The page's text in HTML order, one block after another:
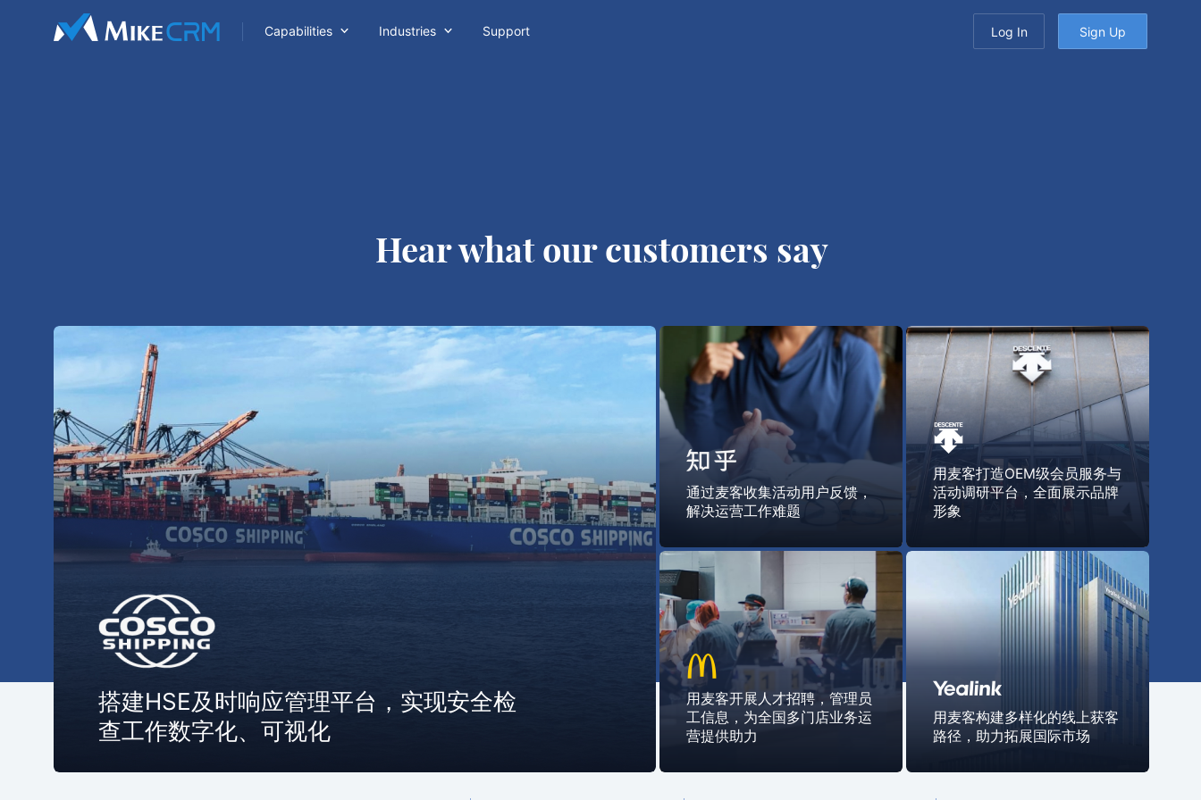
Capabilities  Industries  Support Log In Sign Up
Hear what our customers say
搭建HSE及时响应管理平台，实现安全检
查工作数字化、可视化
通过麦客收集活动用户反馈，
解决运营工作难题
用麦客打造OEM级会员服务与
活动调研平台，全面展示品牌
形象
用麦客开展人才招聘，管理员
工信息，为全国多门店业务运
营提供助力
用麦客构建多样化的线上获客
路径，助力拓展国际市场